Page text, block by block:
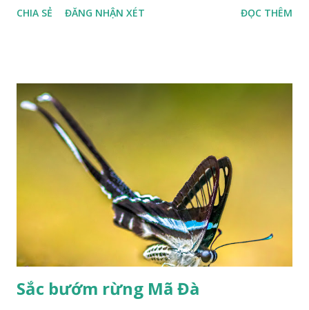
CHIA SẺ ĐĂNG NHẬN XÉT ĐỌC THÊM
Sắc bướm rừng Mã Đà